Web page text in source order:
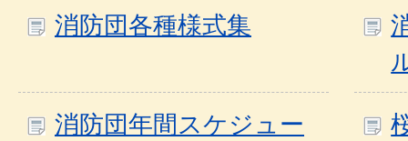
消防団各種様式集
消防団年間スケジュー